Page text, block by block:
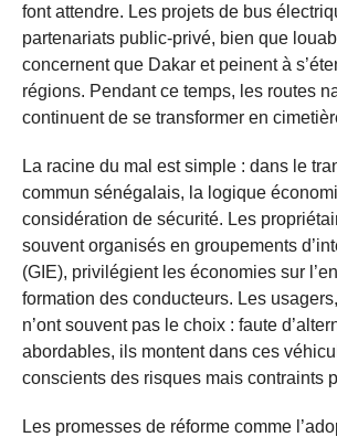
font attendre. Les projets de bus
partenariats public-privé, bien que
concernent que Dakar et peinent à
régions. Pendant ce temps, les routes
continuent de se transformer en
La racine du mal est simple : dans le
commun sénégalais, la logique
considération de sécurité. Les
souvent organisés en groupements
(GIE), privilégient les économies sur
formation des conducteurs. Les
n’ont souvent pas le choix : faute
abordables, ils montent dans ces
conscients des risques mais contraints
Les promesses de réforme comme